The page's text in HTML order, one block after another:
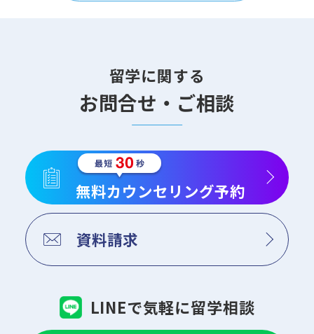
留学に関する
お問合せ・ご相談
無料カウンセリング予約
資料請求
LINEで気軽に留学相談